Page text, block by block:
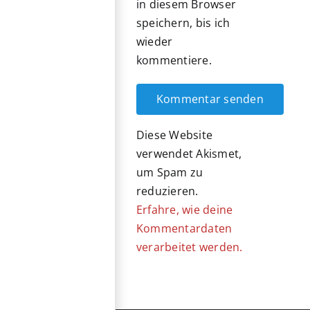
in diesem Browser
speichern, bis ich
wieder
kommentiere.
Diese Website
verwendet Akismet,
um Spam zu
reduzieren.
Erfahre, wie deine
Kommentardaten
verarbeitet werden.